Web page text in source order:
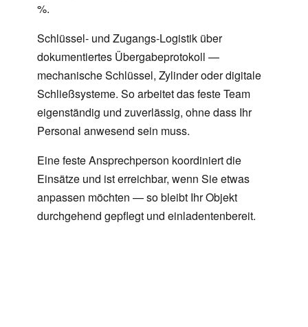
%.
Schlüssel- und Zugangs-Logistik über
dokumentiertes Übergabeprotokoll —
mechanische Schlüssel, Zylinder oder digitale
Schließsysteme. So arbeitet das feste Team
eigenständig und zuverlässig, ohne dass Ihr
Personal anwesend sein muss.
Eine feste Ansprechperson koordiniert die
Einsätze und ist erreichbar, wenn Sie etwas
anpassen möchten — so bleibt Ihr Objekt
durchgehend gepflegt und einladentenbereit.